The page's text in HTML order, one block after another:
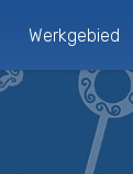
Werkgebied